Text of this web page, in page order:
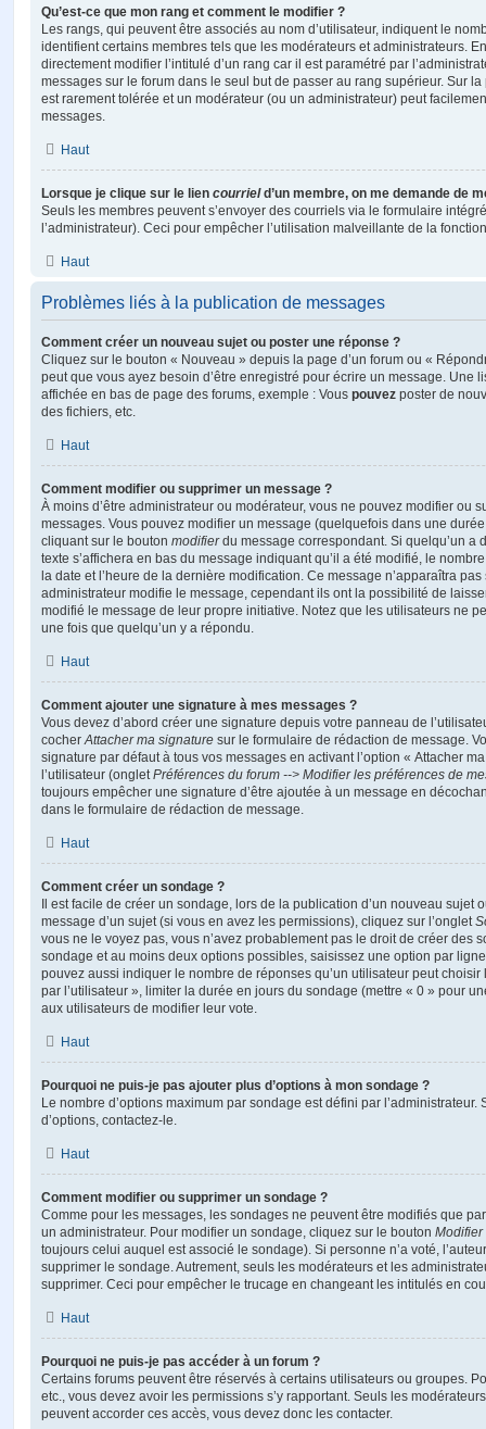
Qu’est-ce que mon rang et comment le modifier ?
Les rangs, qui peuvent être associés au nom d’utilisateur, indiquent le
identifient certains membres tels que les modérateurs et administrateurs.
directement modifier l’intitulé d’un rang car il est paramétré par
messages sur le forum dans le seul but de passer au rang supérieur. Sur
est rarement tolérée et un modérateur (ou un administrateur) peut
messages.
Haut
Lorsque je clique sur le lien courrield’un membre, on me demande de
Seuls les membres peuvent s’envoyer des courriels via le formulaire
l’administrateur). Ceci pour empêcher l’utilisation malveillante de la
Haut
Problèmes liés à la publication de messages
Comment créer un nouveau sujet ou poster une réponse ?
Cliquez sur le bouton « Nouveau » depuis la page d’un forum ou «
peut que vous ayez besoin d’être enregistré pour écrire un message. Une
affichée en bas de page des forums, exemple : Vous pouvez poster de
des fichiers, etc.
Haut
Comment modifier ou supprimer un message ?
À moins d’être administrateur ou modérateur, vous ne pouvez modifier ou
messages. Vous pouvez modifier un message (quelquefois dans une
cliquant sur le bouton modifierdu message correspondant. Si quelqu’un a
texte s’affichera en bas du message indiquant qu’il a été modifié, le
la date et l’heure de la dernière modification. Ce message n’apparaîtra
administrateur modifie le message, cependant ils ont la possibilité de
modifié le message de leur propre initiative. Notez que les utilisateurs ne
une fois que quelqu’un y a répondu.
Haut
Comment ajouter une signature à mes messages ?
Vous devez d’abord créer une signature depuis votre panneau de
cocherAttacher ma signature sur le formulaire de rédaction de message.
signature par défaut à tous vos messages en activant l’option « Attacher
l’utilisateur (ongletPréférences du forum --> Modifier les préférences de
toujours empêcher une signature d’être ajoutée à un message en
dans le formulaire de rédaction de message.
Haut
Comment créer un sondage ?
Il est facile de créer un sondage, lors de la publication d’un nouveau sujet
message d’un sujet (si vous en avez les permissions), cliquez sur l’onglet
vous ne le voyez pas, vous n’avez probablement pas le droit de créer des
sondage et au moins deux options possibles, saisissez une option par
pouvez aussi indiquer le nombre de réponses qu’un utilisateur peut
par l’utilisateur », limiter la durée en jours du sondage (mettre « 0 » pour
aux utilisateurs de modifier leur vote.
Haut
Pourquoi ne puis-je pas ajouter plus d’options à mon sondage ?
Le nombre d’options maximum par sondage est défini par
d’options, contactez-le.
Haut
Comment modifier ou supprimer un sondage ?
Comme pour les messages, les sondages ne peuvent être modifiés que
un administrateur. Pour modifier un sondage, cliquez sur le bouton Modifier
toujours celui auquel est associé le sondage). Si personne n’a voté,
supprimer le sondage. Autrement, seuls les modérateurs et les
supprimer. Ceci pour empêcher le trucage en changeant les intitulés en
Haut
Pourquoi ne puis-je pas accéder à un forum ?
Certains forums peuvent être réservés à certains utilisateurs ou groupes.
etc., vous devez avoir les permissions s’y rapportant. Seuls les
peuvent accorder ces accès, vous devez donc les contacter.